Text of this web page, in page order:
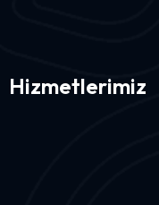
Hizmetlerimiz